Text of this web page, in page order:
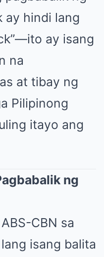
ay hindi lang
ay isang
na
at tibay ng
Pilipinong
itayo ang
ng
CBN sa
isang balita